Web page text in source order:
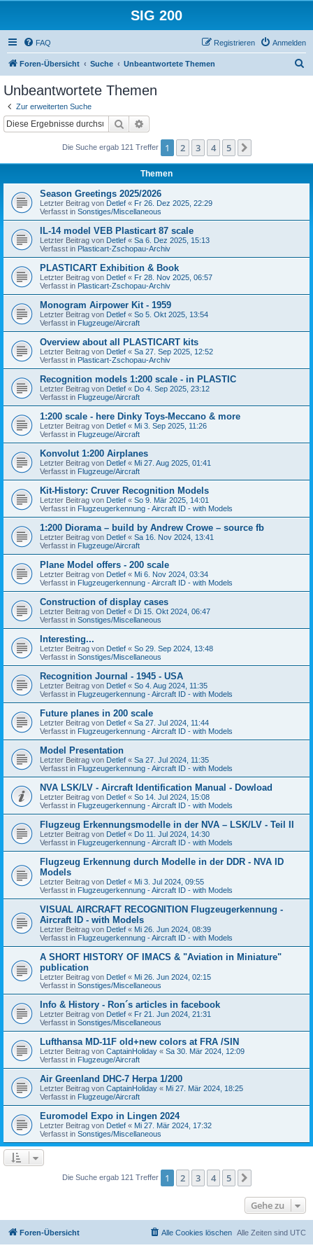
SIG 200
FAQ Anmelden
Registrieren
Foren-Übersicht Suche Unbeantwortete Themen
Unbeantwortete Themen
Zur erweiterten Suche
Suche
Die Suche ergab 121 Treffer 1 2 3 4 5
Themen
Season Greetings 2025/2026
Letzter Beitrag von Detlef « Fr 26. Dez 2025, 22:29
Verfasst in Sonstiges/Miscellaneous
IL-14 model VEB Plasticart 87 scale
Letzter Beitrag von Detlef « Sa 6. Dez 2025, 15:13
Verfasst in Plasticart-Zschopau-Archiv
PLASTICART Exhibition & Book
Letzter Beitrag von Detlef « Fr 28. Nov 2025, 06:57
Verfasst in Plasticart-Zschopau-Archiv
Monogram Airpower Kit - 1959
Letzter Beitrag von Detlef « So 5. Okt 2025, 13:54
Verfasst in Flugzeuge/Aircraft
Overview about all PLASTICART kits
Letzter Beitrag von Detlef « Sa 27. Sep 2025, 12:52
Verfasst in Plasticart-Zschopau-Archiv
Recognition models 1:200 scale - in PLASTIC
Letzter Beitrag von Detlef « Do 4. Sep 2025, 23:12
Verfasst in Flugzeuge/Aircraft
1:200 scale - here Dinky Toys-Meccano & more
Letzter Beitrag von Detlef « Mi 3. Sep 2025, 11:26
Verfasst in Flugzeuge/Aircraft
Konvolut 1:200 Airplanes
Letzter Beitrag von Detlef « Mi 27. Aug 2025, 01:41
Verfasst in Flugzeuge/Aircraft
Kit-History: Cruver Recognition Models
Letzter Beitrag von Detlef « So 9. Mär 2025, 14:01
Verfasst in Flugzeugerkennung - Aircraft ID - with Models
1:200 Diorama – build by Andrew Crowe – source fb
Letzter Beitrag von Detlef « Sa 16. Nov 2024, 13:41
Verfasst in Flugzeuge/Aircraft
Plane Model offers - 200 scale
Letzter Beitrag von Detlef « Mi 6. Nov 2024, 03:34
Verfasst in Flugzeugerkennung - Aircraft ID - with Models
Construction of display cases
Letzter Beitrag von Detlef « Di 15. Okt 2024, 06:47
Verfasst in Sonstiges/Miscellaneous
Interesting...
Letzter Beitrag von Detlef « So 29. Sep 2024, 13:48
Verfasst in Sonstiges/Miscellaneous
Recognition Journal - 1945 - USA
Letzter Beitrag von Detlef « So 4. Aug 2024, 11:35
Verfasst in Flugzeugerkennung - Aircraft ID - with Models
Future planes in 200 scale
Letzter Beitrag von Detlef « Sa 27. Jul 2024, 11:44
Verfasst in Flugzeugerkennung - Aircraft ID - with Models
Model Presentation
Letzter Beitrag von Detlef « Sa 27. Jul 2024, 11:35
Verfasst in Flugzeugerkennung - Aircraft ID - with Models
NVA LSK/LV - Aircraft Identification Manual - Dowload
Letzter Beitrag von Detlef « So 14. Jul 2024, 15:08
Verfasst in Flugzeugerkennung - Aircraft ID - with Models
Flugzeug Erkennungsmodelle in der NVA – LSK/LV - Teil II
Letzter Beitrag von Detlef « Do 11. Jul 2024, 14:30
Verfasst in Flugzeugerkennung - Aircraft ID - with Models
Flugzeug Erkennung durch Modelle in der DDR - NVA ID
Models
Letzter Beitrag von Detlef « Mi 3. Jul 2024, 09:55
Verfasst in Flugzeugerkennung - Aircraft ID - with Models
VISUAL AIRCRAFT RECOGNITION Flugzeugerkennung -
Aircraft ID - with Models
Letzter Beitrag von Detlef « Mi 26. Jun 2024, 08:39
Verfasst in Flugzeugerkennung - Aircraft ID - with Models
A SHORT HISTORY OF IMACS & "Aviation in Miniature"
publication
Letzter Beitrag von Detlef « Mi 26. Jun 2024, 02:15
Verfasst in Sonstiges/Miscellaneous
Info & History - Ron´s articles in facebook
Letzter Beitrag von Detlef « Fr 21. Jun 2024, 21:31
Verfasst in Sonstiges/Miscellaneous
Lufthansa MD-11F old+new colors at FRA /SIN
Letzter Beitrag von CaptainHoliday « Sa 30. Mär 2024, 12:09
Verfasst in Flugzeuge/Aircraft
Air Greenland DHC-7 Herpa 1/200
Letzter Beitrag von CaptainHoliday « Mi 27. Mär 2024, 18:25
Verfasst in Flugzeuge/Aircraft
Euromodel Expo in Lingen 2024
Letzter Beitrag von Detlef « Mi 27. Mär 2024, 17:32
Verfasst in Sonstiges/Miscellaneous
Die Suche ergab 121 Treffer 1 2 3 4 5
Gehe zu
Foren-Übersicht Alle Zeiten sind UTC
Alle Cookies löschen